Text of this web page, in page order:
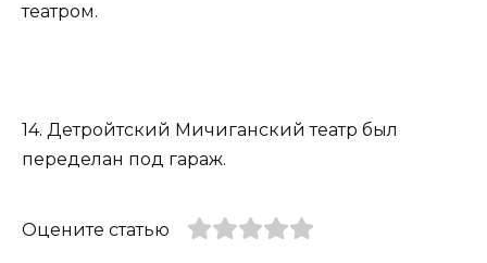
театром.
14. Детройтский Мичиганский театр был
переделан под гараж.
Оцените статью